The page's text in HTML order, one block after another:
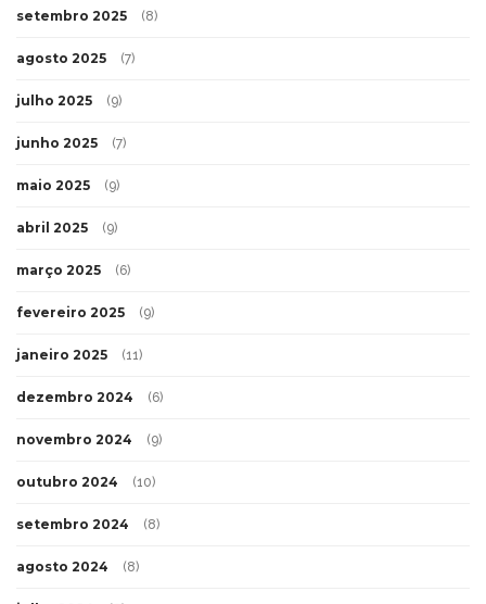
setembro 2025 (8)
agosto 2025 (7)
julho 2025 (9)
junho 2025 (7)
maio 2025 (9)
abril 2025 (9)
março 2025 (6)
fevereiro 2025 (9)
janeiro 2025 (11)
dezembro 2024 (6)
novembro 2024 (9)
outubro 2024 (10)
setembro 2024 (8)
agosto 2024 (8)